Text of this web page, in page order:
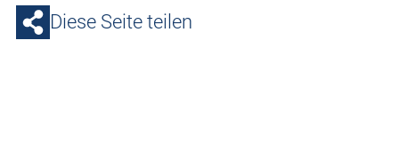
Diese Seite teilen